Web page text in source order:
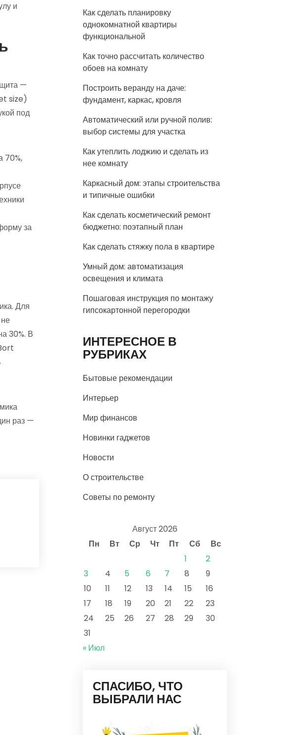
и
—
size)
под
70%,
за
Для
30%. В
раз —
Как сделать планировку
однокомнатной квартиры
функциональной
Как точно рассчитать количество
обоев на комнату
Построить веранду на даче:
фундамент, каркас, кровля
Автоматический или ручной полив:
выбор системы для участка
Как утеплить лоджию и сделать из
нее комнату
Каркасный дом: этапы строительства
и типичные ошибки
Как сделать косметический ремонт
бюджетно: поэтапный план
Как сделать стяжку пола в квартире
Умный дом: автоматизация
освещения и климата
Пошаговая инструкция по монтажу
гипсокартонной перегородки
ИНТЕРЕСНОЕ В
РУБРИКАХ
Бытовые рекомендации
Интерьер
Мир финансов
Новинки гаджетов
Новости
О строительстве
Советы по ремонту
Август 2026
Пн
Вт Ср Чт Пт Сб
Вс
1
2
3
4 5 6 7 8
9
10
11 12 13 14 15
16
17
18 19 20 21 22
23
24
25 26 27 28 29
30
31
« Июл
СПАСИБО, ЧТО
ВЫБРАЛИ НАС